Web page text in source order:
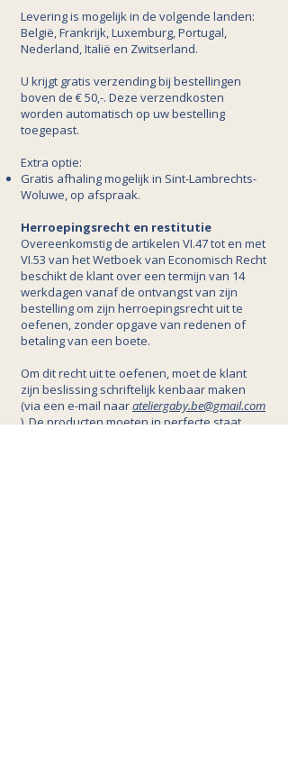
Levering is mogelijk in de volgende landen:
België, Frankrijk, Luxemburg, Portugal,
Nederland, Italië en Zwitserland.
U krijgt gratis verzending bij bestellingen
boven de € 50,-. Deze verzendkosten
worden automatisch op uw bestelling
toegepast.
Extra optie:
Gratis afhaling mogelijk in Sint-Lambrechts-
Woluwe, op afspraak.
Herroepingsrecht en restitutie
Overeenkomstig de artikelen VI.47 tot en met
VI.53 van het Wetboek van Economisch Recht
beschikt de klant over een termijn van 14
werkdagen vanaf de ontvangst van zijn
bestelling om zijn herroepingsrecht uit te
oefenen, zonder opgave van redenen of
betaling van een boete.
Om dit recht uit te oefenen, moet de klant
zijn beslissing schriftelijk kenbaar maken
(via een e-mail naarateliergaby.be@gmail.com
). De producten moeten in perfecte staat,